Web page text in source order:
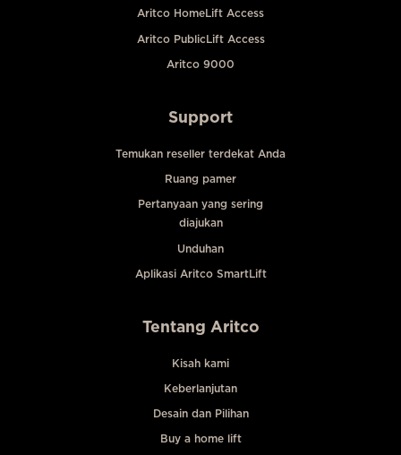
Aritco HomeLift Access
Aritco PublicLift Access
Aritco 9000
Support
Temukan reseller terdekat Anda
Ruang pamer
Pertanyaan yang sering
diajukan
Unduhan
Aplikasi Aritco SmartLift
Tentang Aritco
Kisah kami
Keberlanjutan
Desain dan Pilihan
Buy a home lift